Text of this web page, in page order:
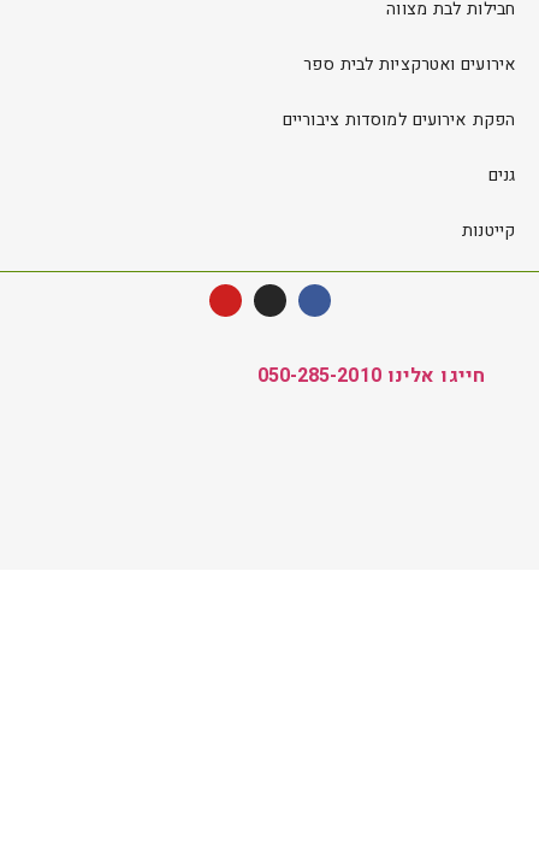
חבילות לבת מצווה
אירועים ואטרקציות לבית ספר
הפקת אירועים למוסדות ציבוריים
גנים
קייטנות
חייגו אלינו 050-285-2010